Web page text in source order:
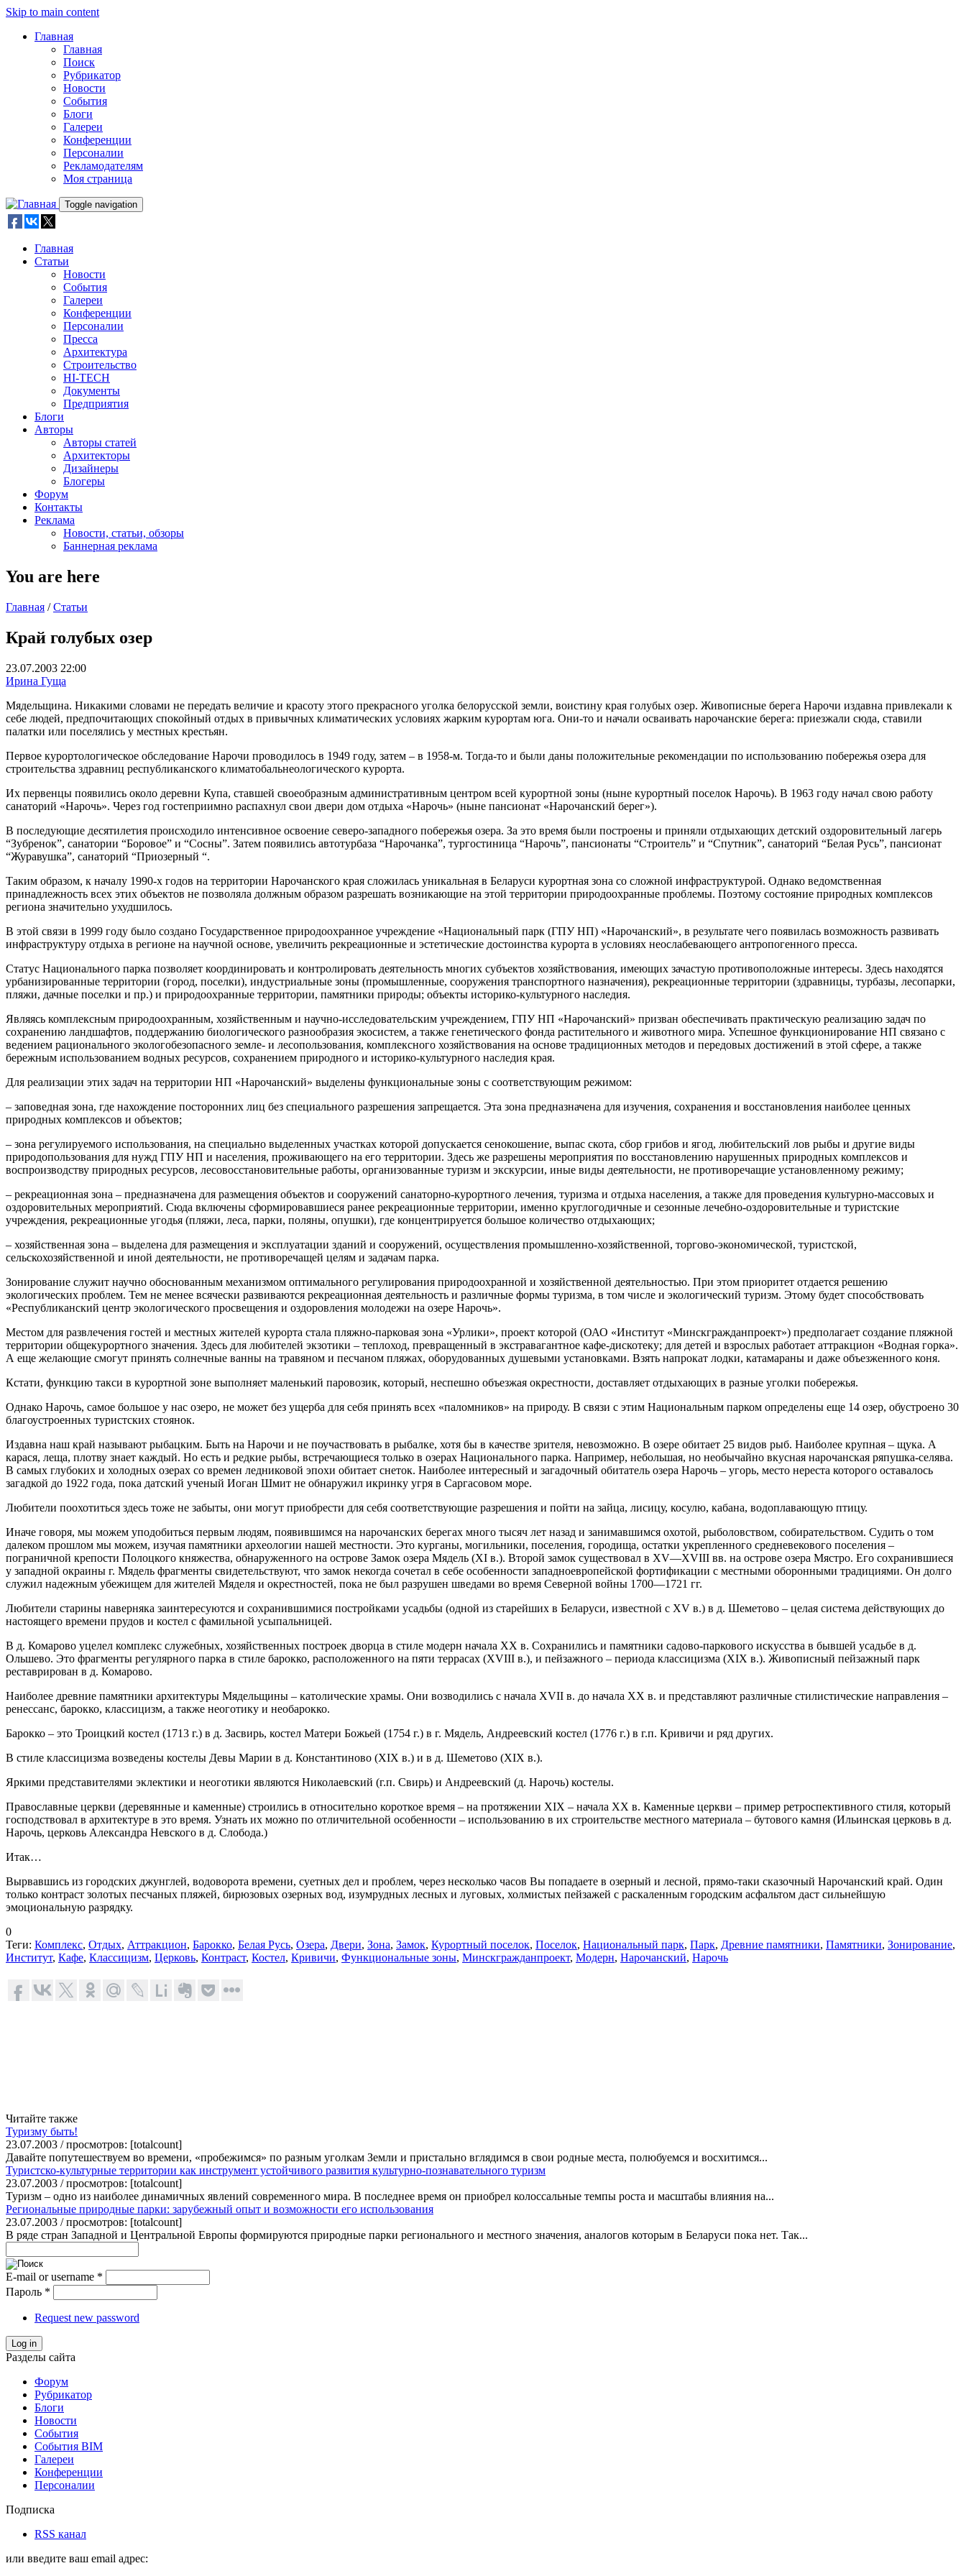
Skip to main content
Главная
Главная
Поиск
Рубрикатор
Новости
События
Блоги
Галереи
Конференции
Персоналии
Рекламодателям
Моя страница
Toggle navigation
Главная
Статьи
Новости
События
Галереи
Конференции
Персоналии
Пресса
Архитектура
Строительство
HI-TECH
Документы
Предприятия
Блоги
Авторы
Авторы статей
Архитекторы
Дизайнеры
Блогеры
Форум
Контакты
Реклама
Новости, статьи, обзоры
Баннерная реклама
You are here
Главная / Статьи
Край голубых озер
23.07.2003 22:00
Ирина Гуща
Мядельщина. Никакими словами не передать величие и красоту этого прекрасного уголка белорусской земли, воистину края голубых озер. Живописные берега Нарочи издавна привлекали к
себе людей, предпочитающих спокойный отдых в привычных климатических условиях жарким курортам юга. Они-то и начали осваивать нарочанские берега: приезжали сюда, ставили
палатки или поселялись у местных крестьян.
Первое курортологическое обследование Нарочи проводилось в 1949 году, затем – в 1958-м. Тогда-то и были даны положительные рекомендации по использованию побережья озера для
строительства здравниц республиканского климатобальнеологического курорта.
Их первенцы появились около деревни Купа, ставшей своеобразным административным центром всей курортной зоны (ныне курортный поселок Нарочь). В 1963 году начал свою работу
санаторий «Нарочь». Через год гостеприимно распахнул свои двери дом отдыха «Нарочь» (ныне пансионат «Нарочанский берег»).
В последующие десятилетия происходило интенсивное освоение северо-западного побережья озера. За это время были построены и приняли отдыхающих детский оздоровительный лагерь
“Зубренок”, санатории “Боровое” и “Сосны”. Затем появились автотурбаза “Нарочанка”, тургостиница “Нарочь”, пансионаты “Строитель” и “Спутник”, санаторий “Белая Русь”, пансионат
“Журавушка”, санаторий “Приозерный “.
Таким образом, к началу 1990-х годов на территории Нарочанского края сложилась уникальная в Беларуси курортная зона со сложной инфраструктурой. Однако ведомственная
принадлежность всех этих объектов не позволяла должным образом разрешать возникающие на этой территории природоохранные проблемы. Поэтому состояние природных комплексов
региона значительно ухудшилось.
В этой связи в 1999 году было создано Государственное природоохранное учреждение «Национальный парк (ГПУ НП) «Нарочанский», в результате чего появилась возможность развивать
инфраструктуру отдыха в регионе на научной основе, увеличить рекреационные и эстетические достоинства курорта в условиях неослабевающего антропогенного пресса.
Статус Национального парка позволяет координировать и контролировать деятельность многих субъектов хозяйствования, имеющих зачастую противоположные интересы. Здесь находятся
урбанизированные территории (город, поселки), индустриальные зоны (промышленные, сооружения транспортного назначения), рекреационные территории (здравницы, турбазы, лесопарки,
пляжи, дачные поселки и пр.) и природоохранные территории, памятники природы; объекты историко-культурного наследия.
Являясь комплексным природоохранным, хозяйственным и научно-исследовательским учреждением, ГПУ НП «Нарочанский» призван обеспечивать практическую реализацию задач по
сохранению ландшафтов, поддержанию биологического разнообразия экосистем, а также генетического фонда растительного и животного мира. Успешное функционирование НП связано с
ведением рационального экологобезопасного земле- и лесопользования, комплексного хозяйствования на основе традиционных методов и передовых достижений в этой сфере, а также
бережным использованием водных ресурсов, сохранением природного и историко-культурного наследия края.
Для реализации этих задач на территории НП «Нарочанский» выделены функциональные зоны с соответствующим режимом:
– заповедная зона, где нахождение посторонних лиц без специального разрешения запрещается. Эта зона предназначена для изучения, сохранения и восстановления наиболее ценных
природных комплексов и объектов;
– зона регулируемого использования, на специально выделенных участках которой допускается сенокошение, выпас скота, сбор грибов и ягод, любительский лов рыбы и другие виды
природопользования для нужд ГПУ НП и населения, проживающего на его территории. Здесь же разрешены мероприятия по восстановлению нарушенных природных комплексов и
воспроизводству природных ресурсов, лесовосстановительные работы, организованные туризм и экскурсии, иные виды деятельности, не противоречащие установленному режиму;
– рекреационная зона – предназначена для размещения объектов и сооружений санаторно-курортного лечения, туризма и отдыха населения, а также для проведения культурно-массовых и
оздоровительных мероприятий. Сюда включены сформировавшиеся ранее рекреационные территории, именно круглогодичные и сезонные лечебно-оздоровительные и туристские
учреждения, рекреационные угодья (пляжи, леса, парки, поляны, опушки), где концентрируется большое количество отдыхающих;
– хозяйственная зона – выделена для размещения и эксплуатации зданий и сооружений, осуществления промышленно-хозяйственной, торгово-экономической, туристской,
сельскохозяйственной и иной деятельности, не противоречащей целям и задачам парка.
Зонирование служит научно обоснованным механизмом оптимального регулирования природоохранной и хозяйственной деятельностью. При этом приоритет отдается решению
экологических проблем. Тем не менее всячески развиваются рекреационная деятельность и различные формы туризма, в том числе и экологический туризм. Этому будет способствовать
«Республиканский центр экологического просвещения и оздоровления молодежи на озере Нарочь».
Местом для развлечения гостей и местных жителей курорта стала пляжно-парковая зона «Урлики», проект которой (ОАО «Институт «Минскгражданпроект») предполагает создание пляжной
территории общекурортного значения. Здесь для любителей экзотики – теплоход, превращенный в экстравагантное кафе-дискотеку; для детей и взрослых работает аттракцион «Водная горка».
А еще желающие смогут принять солнечные ванны на травяном и песчаном пляжах, оборудованных душевыми установками. Взять напрокат лодки, катамараны и даже объезженного коня.
Кстати, функцию такси в курортной зоне выполняет маленький паровозик, который, неспешно объезжая окрестности, доставляет отдыхающих в разные уголки побережья.
Однако Нарочь, самое большое у нас озеро, не может без ущерба для себя принять всех «паломников» на природу. В связи с этим Национальным парком определены еще 14 озер, обустроено 30
благоустроенных туристских стоянок.
Издавна наш край называют рыбацким. Быть на Нарочи и не поучаствовать в рыбалке, хотя бы в качестве зрителя, невозможно. В озере обитает 25 видов рыб. Наиболее крупная – щука. А
карася, леща, плотву знает каждый. Но есть и редкие рыбы, встречающиеся только в озерах Национального парка. Например, небольшая, но необычайно вкусная нарочанская ряпушка-селява.
В самых глубоких и холодных озерах со времен ледниковой эпохи обитает снеток. Наиболее интересный и загадочный обитатель озера Нарочь – угорь, место нереста которого оставалось
загадкой до 1922 года, пока датский ученый Иоган Шмит не обнаружил икринку угря в Саргасовом море.
Любители поохотиться здесь тоже не забыты, они могут приобрести для себя соответствующие разрешения и пойти на зайца, лисицу, косулю, кабана, водоплавающую птицу.
Иначе говоря, мы можем уподобиться первым людям, появившимся на нарочанских берегах много тысяч лет назад и занимавшимся охотой, рыболовством, собирательством. Судить о том
далеком прошлом мы можем, изучая памятники археологии нашей местности. Это курганы, могильники, поселения, городища, остатки укрепленного средневекового поселения –
пограничной крепости Полоцкого княжества, обнаруженного на острове Замок озера Мядель (XI в.). Второй замок существовал в XV—XVIII вв. на острове озера Мястро. Его сохранившиеся
у западной окраины г. Мядель фрагменты свидетельствуют, что замок некогда сочетал в себе особенности западноевропейской фортификации с местными оборонными традициями. Он долго
служил надежным убежищем для жителей Мяделя и окрестностей, пока не был разрушен шведами во время Северной войны 1700—1721 гг.
Любители старины наверняка заинтересуются и сохранившимися постройками усадьбы (одной из старейших в Беларуси, известной с XV в.) в д. Шеметово – целая система действующих до
настоящего времени прудов и костел с фамильной усыпальницей.
В д. Комарово уцелел комплекс служебных, хозяйственных построек дворца в стиле модерн начала XX в. Сохранились и памятники садово-паркового искусства в бывшей усадьбе в д.
Ольшево. Это фрагменты регулярного парка в стиле барокко, расположенного на пяти террасах (XVIII в.), и пейзажного – периода классицизма (XIX в.). Живописный пейзажный парк
реставрирован в д. Комарово.
Наиболее древние памятники архитектуры Мядельщины – католические храмы. Они возводились с начала XVII в. до начала XX в. и представляют различные стилистические направления –
ренессанс, барокко, классицизм, а также неоготику и необарокко.
Барокко – это Троицкий костел (1713 г.) в д. Засвирь, костел Матери Божьей (1754 г.) в г. Мядель, Андреевский костел (1776 г.) в г.п. Кривичи и ряд других.
В стиле классицизма возведены костелы Девы Марии в д. Константиново (XIX в.) и в д. Шеметово (XIX в.).
Яркими представителями эклектики и неоготики являются Николаевский (г.п. Свирь) и Андреевский (д. Нарочь) костелы.
Православные церкви (деревянные и каменные) строились в относительно короткое время – на протяжении XIX – начала XX в. Каменные церкви – пример ретроспективного стиля, который
господствовал в архитектуре в это время. Узнать их можно по отличительной особенности – использованию в их строительстве местного материала – бутового камня (Ильинская церковь в д.
Нарочь, церковь Александра Невского в д. Слобода.)
Итак…
Вырвавшись из городских джунглей, водоворота времени, суетных дел и проблем, через несколько часов Вы попадаете в озерный и лесной, прямо-таки сказочный Нарочанский край. Один
только контраст золотых песчаных пляжей, бирюзовых озерных вод, изумрудных лесных и луговых, холмистых пейзажей с раскаленным городским асфальтом даст сильнейшую
эмоциональную разрядку.
0
Теги: Комплекс, Отдых, Аттракцион, Барокко, Белая Русь, Озера, Двери, Зона, Замок, Курортный поселок, Поселок, Национальный парк, Парк, Древние памятники, Памятники, Зонирование,
Институт, Кафе, Классицизм, Церковь, Контраст, Костел, Кривичи, Функциональные зоны, Минскгражданпроект, Модерн, Нарочанский, Нарочь
Читайте также
Туризму быть!
23.07.2003 / просмотров: [totalcount]
Давайте попутешествуем во времени, «пробежимся» по разным уголкам Земли и пристально вглядимся в свои родные места, полюбуемся и восхитимся...
Туристско-культурные территории как инструмент устойчивого развития культурно-познавательного туризм
23.07.2003 / просмотров: [totalcount]
Туризм – одно из наиболее динамичных явлений современного мира. В последнее время он приобрел колоссальные темпы роста и масштабы влияния на...
Региональные природные парки: зарубежный опыт и возможности его использования
23.07.2003 / просмотров: [totalcount]
В ряде стран Западной и Центральной Европы формируются природные парки регионального и местного значения, аналогов которым в Беларуси пока нет. Так...
E-mail or username *
Пароль *
Request new password
Log in
Разделы сайта
Форум
Рубрикатор
Блоги
Новости
События
События BIM
Галереи
Конференции
Персоналии
Подписка
RSS канал
или введите ваш email адрес: